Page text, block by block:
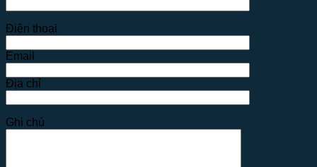
Điện thoại
Email
Địa chỉ
Ghi chú